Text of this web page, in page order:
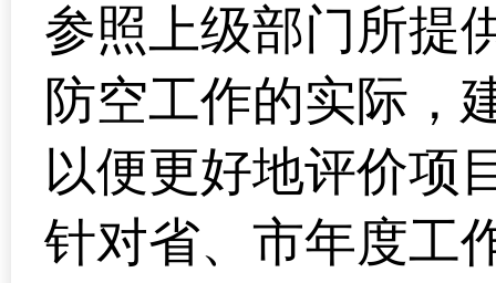
参照上级部门所提
防空工作的实际，
以便更好地评价项
针对省、市年度工